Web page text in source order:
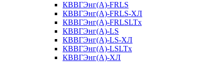
КВВГЭнг(А)-FRLS
КВВГЭнг(А)-FRLS-ХЛ
КВВГЭнг(А)-FRLSLTx
КВВГЭнг(А)-LS
КВВГЭнг(А)-LS-ХЛ
КВВГЭнг(А)-LSLTx
КВВГЭнг(А)-ХЛ